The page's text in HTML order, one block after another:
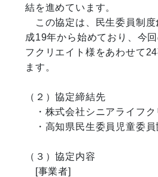
結を進めています。
この協定は、民生委員制度
成19年から始めており、今
フクリエイト様をあわせて
ます。
（２）協定締結先
・株式会社シニアライフク
・高知県民生委員児童委
（３）協定内容
[事業者]